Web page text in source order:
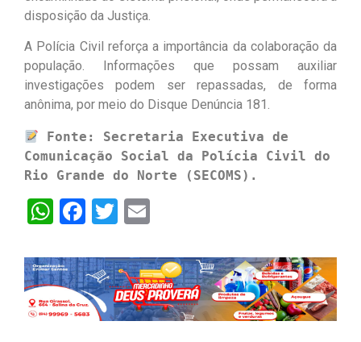
disposição da Justiça.
A Polícia Civil reforça a importância da colaboração da
população. Informações que possam auxiliar
investigações podem ser repassadas, de forma
anônima, por meio do Disque Denúncia 181.
Fonte: Secretaria Executiva de
Comunicação Social da Polícia Civil do
Rio Grande do Norte (SECOMS).
WhatsApp
Facebook
Twitter